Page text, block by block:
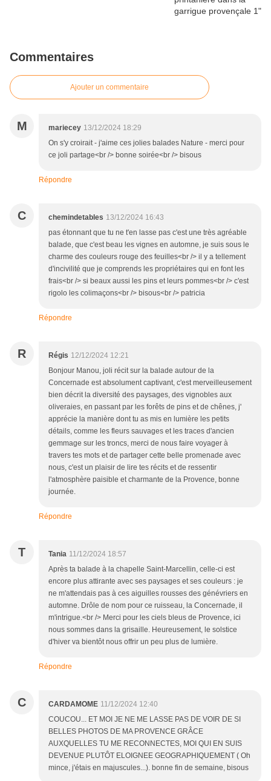
Commentaires
Ajouter un commentaire
M mariecey 13/12/2024 18:29
On s'y croirait - j'aime ces jolies balades Nature - merci pour
ce joli partage<br /> bonne soirée<br /> bisous
Répondre
C chemindetables 13/12/2024 16:43
pas étonnant que tu ne t'en lasse pas c'est une très agréable
balade, que c'est beau les vignes en automne, je suis sous le
charme des couleurs rouge des feuilles<br /> il y a tellement
d'incivilité que je comprends les propriétaires qui en font les
frais<br /> si beaux aussi les pins et leurs pommes<br /> c'est
rigolo les colimaçons<br /> bisous<br /> patricia
Répondre
R Régis 12/12/2024 12:21
Bonjour Manou, joli récit sur la balade autour de la
Concernade est absolument captivant, c'est merveilleusement
bien décrit la diversité des paysages, des vignobles aux
oliveraies, en passant par les forêts de pins et de chênes, j'
apprécie la manière dont tu as mis en lumière les petits
détails, comme les fleurs sauvages et les traces d'ancien
gemmage sur les troncs, merci de nous faire voyager à
travers tes mots et de partager cette belle promenade avec
nous, c'est un plaisir de lire tes récits et de ressentir
l'atmosphère paisible et charmante de la Provence, bonne
journée.
Répondre
T Tania 11/12/2024 18:57
Après ta balade à la chapelle Saint-Marcellin, celle-ci est
encore plus attirante avec ses paysages et ses couleurs : je
ne m'attendais pas à ces aiguilles rousses des génévriers en
automne. Drôle de nom pour ce ruisseau, la Concernade, il
m'intrigue.<br /> Merci pour les ciels bleus de Provence, ici
nous sommes dans la grisaille. Heureusement, le solstice
d'hiver va bientôt nous offrir un peu plus de lumière.
Répondre
C CARDAMOME 11/12/2024 12:40
COUCOU... ET MOI JE NE ME LASSE PAS DE VOIR DE SI
BELLES PHOTOS DE MA PROVENCE GRÂCE
AUXQUELLES TU ME RECONNECTES, MOI QUI EN SUIS
DEVENUE PLUTÔT ELOIGNEE GEOGRAPHIQUEMENT ( Oh
mince, j'étais en majuscules...). bonne fin de semaine, bisous